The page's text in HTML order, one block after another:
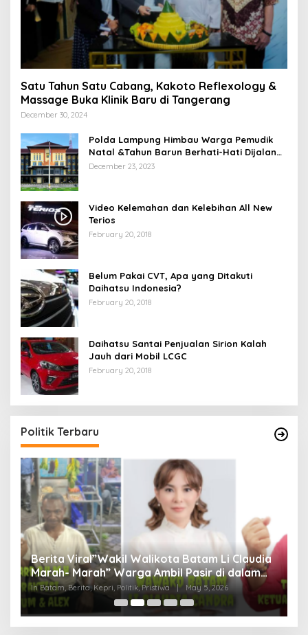
Satu Tahun Satu Cabang, Kakoto Reflexology &
Massage Buka Klinik Baru di Tangerang
December 30, 2024
Polda Lampung Himbau Warga Pemudik
Natal &Tahun Barun Berhati-Hati Dijalan
Saat Melintas di -Titik Rawan Kecelakaan
December 23, 2023
Video Kelemahan dan Kelebihan All New
Terios
February 20, 2018
Belum Pakai CVT, Apa yang Ditakuti
Daihatsu Indonesia?
February 20, 2018
Daihatsu Santai Penjualan Sirion Kalah
Jauh dari Mobil LCGC
February 20, 2018
Politik Terbaru
Berita Viral”Wakil Walikota Batam Li Claudia
Marah- Marah” Warga Ambil Pasir di dalam
Parit, Dinilai Rusak Harkat Martabat dan Lukai
Perasaan Warga
In Batam, Berita, Kepri, Politik, Pristiwa | May 5, 2026